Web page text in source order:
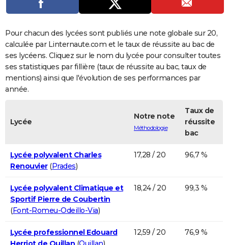
Dictionnaire
Biographies
Expressions
Proverbes
PROGRAMME TV
COPAINS D'AVANT
S'inscrire
Se connecter
Lycées
Collèges
Primaires
Universités
Entreprises
Service militaire
Avis de recherche
AVIS DE DÉCÈS
FORUM
Bricolage
Lifestyle
Culture
Sport
Auto
Television
Voyage
Cinema
Pour chacun des lycées sont publiés une note globale sur 20,
calculée par Linternaute.com et le taux de réussite au bac de
ses lycéens. Cliquez sur le nom du lycée pour consulter toutes
ses statistiques par fillière (taux de réussite au bac, taux de
mentions) ainsi que l'évolution de ses performances par
année.
Lycée
Notre note
Méthodologie
Taux de
réussite
bac
Lycée polyvalent Charles
Renouvier(Prades)
17,28 / 20 96,7 %
Lycée polyvalent Climatique et
Sportif Pierre de Coubertin
(Font-Romeu-Odeillo-Via)
18,24 / 20 99,3 %
Lycée professionnel Edouard
12,59 / 20 76,9 %